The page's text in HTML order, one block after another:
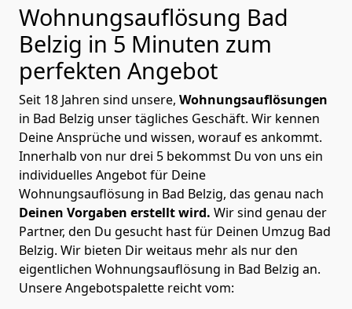
Wohnungsauflösung Bad
Belzig in 5 Minuten zum
perfekten Angebot
Seit 18 Jahren sind unsere, Wohnungsauflösungen
in Bad Belzig unser tägliches Geschäft. Wir kennen
Deine Ansprüche und wissen, worauf es ankommt.
Innerhalb von nur drei 5 bekommst Du von uns ein
individuelles Angebot für Deine
Wohnungsauflösung in Bad Belzig, das genau nach
Deinen Vorgaben erstellt wird. Wir sind genau der
Partner, den Du gesucht hast für Deinen Umzug Bad
Belzig. Wir bieten Dir weitaus mehr als nur den
eigentlichen Wohnungsauflösung in Bad Belzig an.
Unsere Angebotspalette reicht vom: